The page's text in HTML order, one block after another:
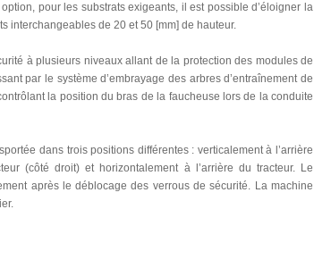
pour les substrats exigeants, il est possible d’éloigner la
interchangeables de 20 et 50 [mm] de hauteur.
à plusieurs niveaux allant de la protection des modules de
par le système d’embrayage des arbres d’entraînement de
la position du bras de la faucheuse lors de la conduite
dans trois positions différentes : verticalement à l’arrière
(côté droit) et horizontalement à l’arrière du tracteur. Le
après le déblocage des verrous de sécurité. La machine